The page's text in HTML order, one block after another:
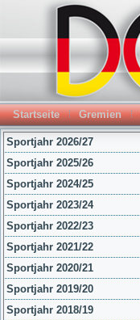
Startseite Gremien
Sportjahr 2026/27
Sportjahr 2025/26
Sportjahr 2024/25
Sportjahr 2023/24
Sportjahr 2022/23
Sportjahr 2021/22
Sportjahr 2020/21
Sportjahr 2019/20
Sportjahr 2018/19